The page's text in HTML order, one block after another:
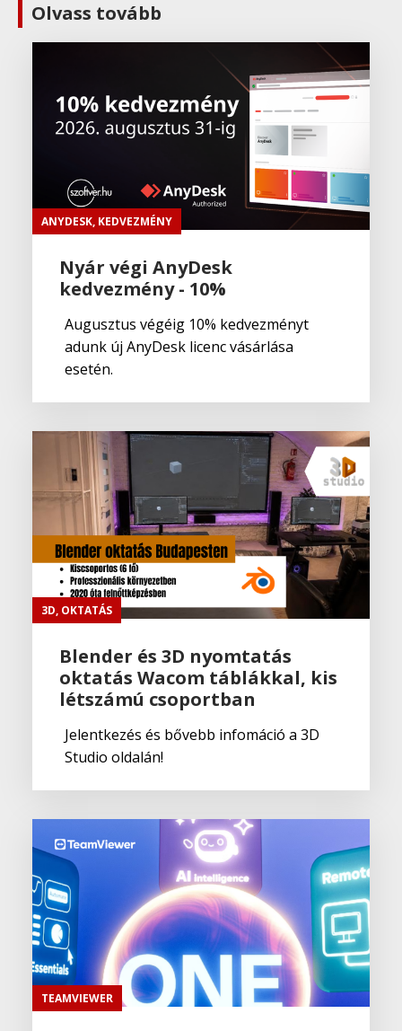
Olvass tovább
ANYDESK, KEDVEZMÉNY
Nyár végi AnyDesk
kedvezmény - 10%
Augusztus végéig 10% kedvezményt
adunk új AnyDesk licenc vásárlása
esetén.
3D, OKTATÁS
Blender és 3D nyomtatás
oktatás Wacom táblákkal, kis
létszámú csoportban
Jelentkezés és bővebb infomáció a 3D
Studio oldalán!
TEAMVIEWER